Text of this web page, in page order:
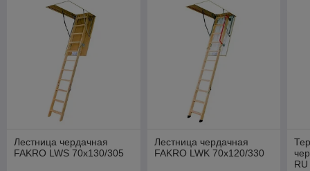
Лестница чердачная
FAKRO LWS 70x130/305
Лестница чердачная
FAKRO LWK 70x120/330